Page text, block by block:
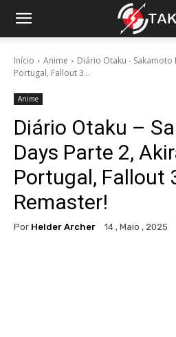
Início Anime
Diário Otaku - Sakamoto
Portugal, Fallout 3...
Anime
Diário Otaku –
Days Parte 2,
Portugal, Fallout
Remaster!
Por Helder Archer 14 , Maio , 2025